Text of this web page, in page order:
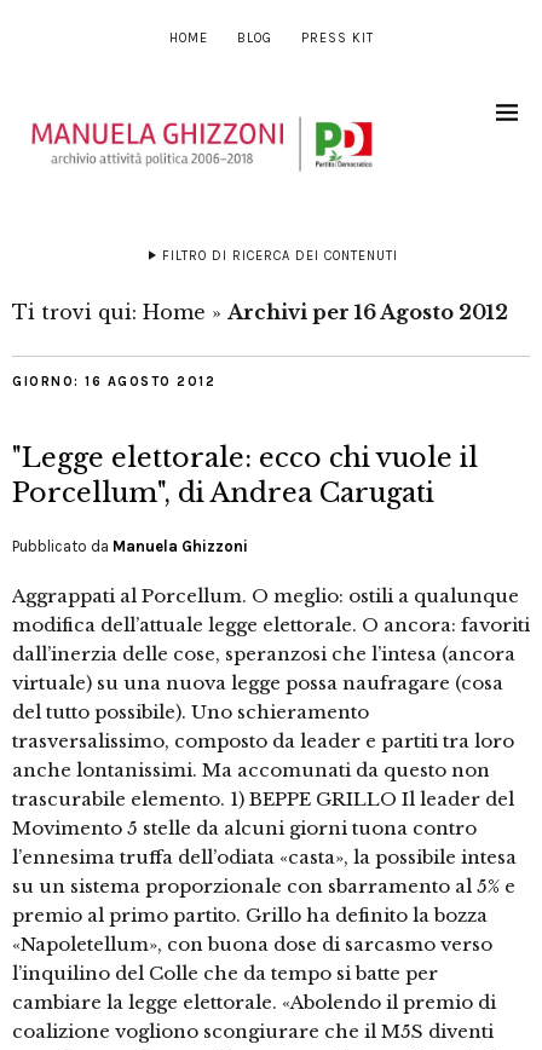
HOME BLOG PRESS KIT
FILTRO DI RICERCA DEI CONTENUTI
Ti trovi qui: Home » Archivi per 16 Agosto 2012
GIORNO: 16 AGOSTO 2012
"Legge elettorale: ecco chi vuole il
Porcellum", di Andrea Carugati
Pubblicato da Manuela Ghizzoni
Aggrappati al Porcellum. O meglio: ostili a qualunque
modifica dell’attuale legge elettorale. O ancora: favoriti
dall’inerzia delle cose, speranzosi che l’intesa (ancora
virtuale) su una nuova legge possa naufragare (cosa
del tutto possibile). Uno schieramento
trasversalissimo, composto da leader e partiti tra loro
anche lontanissimi. Ma accomunati da questo non
trascurabile elemento. 1) BEPPE GRILLO Il leader del
Movimento 5 stelle da alcuni giorni tuona contro
l’ennesima truffa dell’odiata «casta», la possibile intesa
su un sistema proporzionale con sbarramento al 5% e
premio al primo partito. Grillo ha definito la bozza
«Napoletellum», con buona dose di sarcasmo verso
l’inquilino del Colle che da tempo si batte per
cambiare la legge elettorale. «Abolendo il premio di
coalizione vogliono scongiurare che il M5S diventi